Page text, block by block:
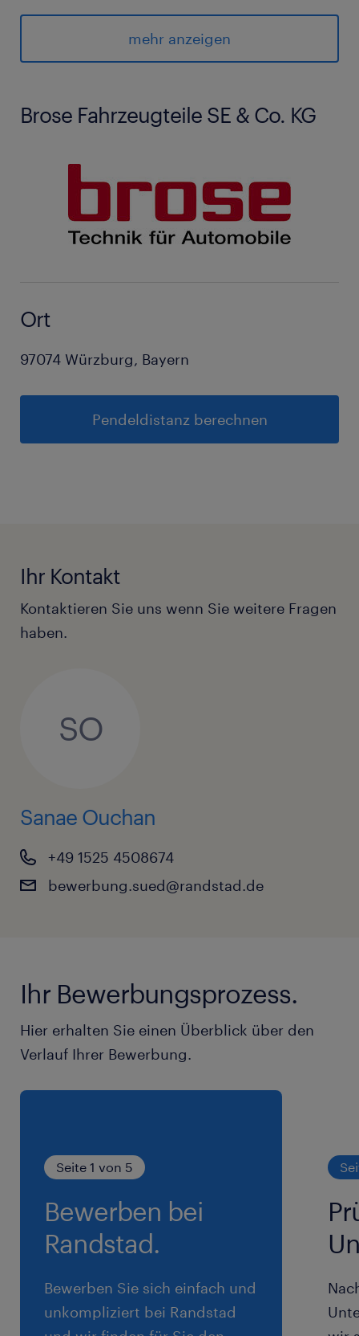
Brose Fahrzeugteile SE & Co. KG
Ort
97074 Würzburg, Bayern
Pendeldistanz berechnen
geweckt? Dann freuen wir uns auf Ihre
mehr anzeigen
Ihr Kontakt
Kontaktieren Sie uns wenn Sie weitere Fragen
haben.
SO
Sanae Ouchan
+49 1525 4508674
bewerbung.sued@randstad.de
Ihr Bewerbungsprozess.
Hier erhalten Sie einen Überblick über den
Verlauf Ihrer Bewerbung.
Seite 1 von 5
Bewerben bei
Randstad.
Bewerben Sie sich einfach und
unkompliziert bei Randstad